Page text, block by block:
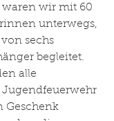
waren wir mit 60
unterwegs,
sechs
begleitet.
alle
Geschenk